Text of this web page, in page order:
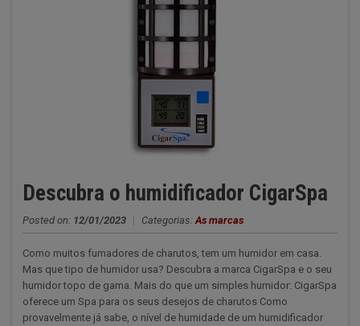
Descubra o humidificador CigarSpa
Posted on: 12/01/2023 | Categorias: As marcas
Como muitos fumadores de charutos, tem um humidor em casa.
Mas que tipo de humidor usa? Descubra a marca CigarSpa e o seu
humidor topo de gama. Mais do que um simples humidor: CigarSpa
oferece um Spa para os seus desejos de charutos Como
provavelmente já sabe, o nível de humidade de um humidificador